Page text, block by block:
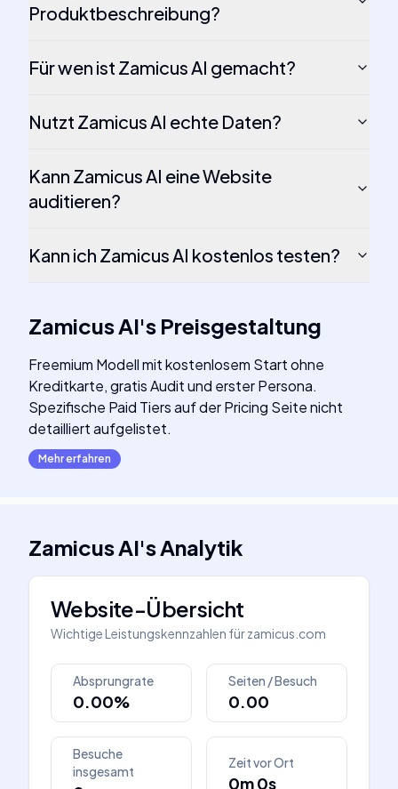
Produktbeschreibung?
Für wen ist Zamicus AI gemacht?
Nutzt Zamicus AI echte Daten?
Kann Zamicus AI eine Website
auditieren?
Kann ich Zamicus AI kostenlos testen?
Zamicus AI's Preisgestaltung
Freemium Modell mit kostenlosem Start ohne
Kreditkarte, gratis Audit und erster Persona.
Spezifische Paid Tiers auf der Pricing Seite nicht
detailliert aufgelistet.
Mehr erfahren
Zamicus AI'sAnalytik
Website-Übersicht
Wichtige Leistungskennzahlen fürzamicus.com
Absprungrate
0.00%
Seiten / Besuch
0.00
Besuche
insgesamt
Zeit vor Ort
0m 0s